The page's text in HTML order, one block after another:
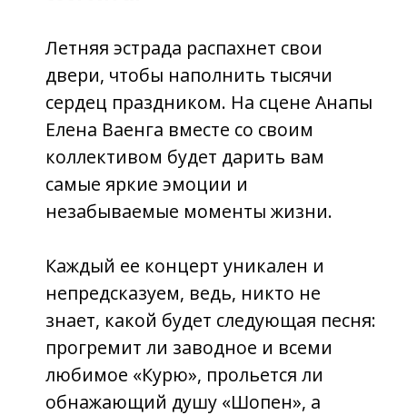
знает, какой будет следующая песня:
прогремит ли заводное и всеми
обнажающий душу «Шопен», а
может зазвучит нечто новое и миру
явится премьера? Ответить на этот
вопрос сможет лишь тот, кто
окажется в мягком кресле Летней
эстрады и на несколько часов
Вот уже долгие годы концерты
Елены не оставляют равнодушными
мужчин и женщин совершенно
разных возрастов, с разными
интересами и жизненным опытом,
потому что каждый находит в них
что-то свое:
-кому-то нравится живая музыка,